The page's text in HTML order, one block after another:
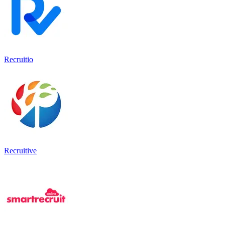
Recruitio
Recruitive